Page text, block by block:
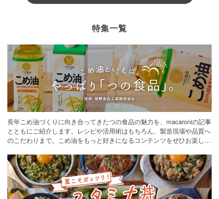
特集一覧
長年こめ油づくりに向き合ってきたつの食品の魅力を、macaroniの記事
とともにご紹介します。レシピや活用術はもちろん、製造現場や品質へ
のこだわりまで。こめ油をもっと好きになるコンテンツをぜひお楽しみ